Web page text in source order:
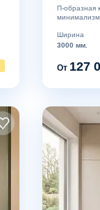
П-образная
минимализм
Ширина
3000 мм.
От 127